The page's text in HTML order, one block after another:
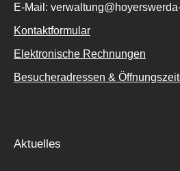
E-Mail:
Kontaktformular
Elektronische Rechnungen
Besucheradressen &
Aktuelles